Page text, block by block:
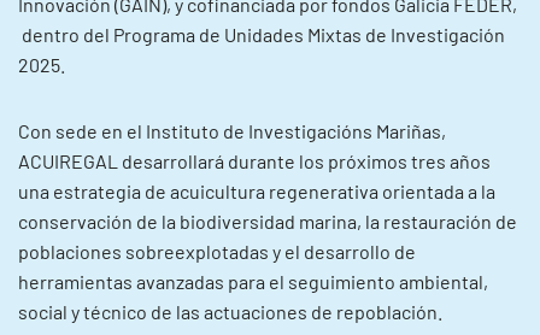
dentro del Programa de Unidades Mixtas de Investigación
2025.
Con sede en el Instituto de Investigacións Mariñas,
ACUIREGAL desarrollará durante los próximos tres años
una estrategia de acuicultura regenerativa orientada a la
conservación de la biodiversidad marina, la restauración de
poblaciones sobreexplotadas y el desarrollo de
herramientas avanzadas para el seguimiento ambiental,
social y técnico de las actuaciones de repoblación.